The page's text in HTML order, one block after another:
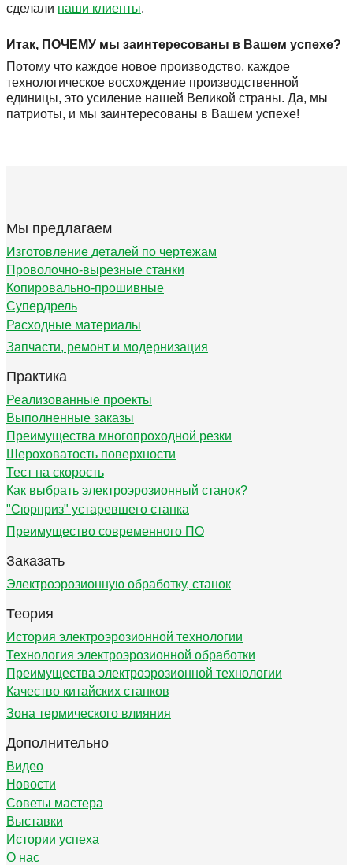
сделали наши клиенты.
Итак, ПОЧЕМУ мы заинтересованы в Вашем успехе?
Потому что каждое новое производство, каждое
технологическое восхождение производственной
единицы, это усиление нашей Великой страны. Да, мы
патриоты, и мы заинтересованы в Вашем успехе!
Мы предлагаем
Изготовление деталей по чертежам
Проволочно-вырезные станки
Копировально-прошивные
Супердрель
Расходные материалы
Запчасти, ремонт и модернизация
Практика
Реализованные проекты
Выполненные заказы
Преимущества многопроходной резки
Шероховатость поверхности
Тест на скорость
Как выбрать электроэрозионный станок?
"Сюрприз" устаревшего станка
Преимущество современного ПО
Заказать
Электроэрозионную обработку, станок
Теория
История электроэрозионной технологии
Технология электроэрозионной обработки
Преимущества электроэрозионной технологии
Качество китайских станков
Зона термического влияния
Дополнительно
Видео
Новости
Советы мастера
Выставки
Истории успеха
О нас